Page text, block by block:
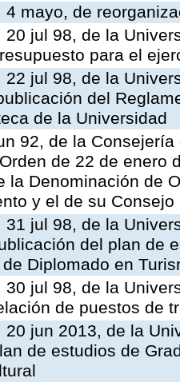
4 mayo, de
20 jul 98, de la
para el
22 jul 98, de la
del
de la Universidad
92, de la
de 22 de enero
la Denominación de
y el de su Consejo
31 jul 98, de la
del plan de
Diplomado en
30 jul 98, de la
de puestos de
20 jun 2013, de la
de estudios de